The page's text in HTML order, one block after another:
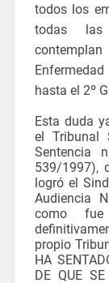
todos los
todas las
hasta el 2º
Esta duda
el Tribunal
Sentencia
539/1997),
logró el
Audiencia
como
propio
HA
DE QUE